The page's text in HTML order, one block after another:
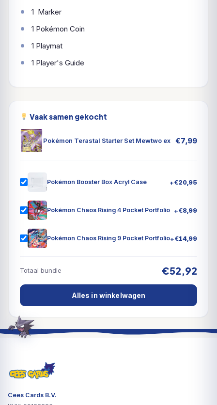
1 Marker
1 Pokémon Coin
1 Playmat
1 Player's Guide
Vaak samen gekocht
Pokémon Terastal Starter Set Mewtwo ex €7,99
Pokémon Booster Box Acryl Case +€20,95
Pokémon Chaos Rising 4 Pocket Portfolio +€8,99
Pokémon Chaos Rising 9 Pocket Portfolio+€14,99
Totaal bundle €52,92
Alles in winkelwagen
Cees Cards B.V.